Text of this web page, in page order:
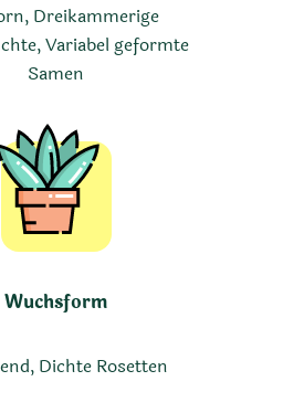
Dreikammerige
Variabel geformte
Samen
Wuchsform
Dichte Rosetten